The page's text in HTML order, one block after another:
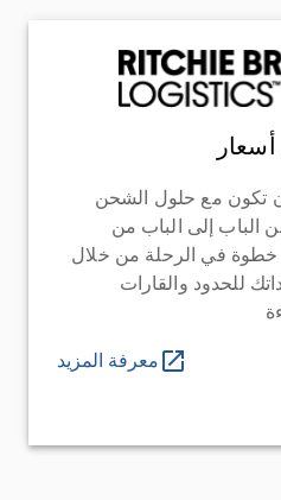
تكون مع حلول الشحن
الباب إلى الباب من
خطوة في الرحلة من خلال
للحدود والقارات
معرفة المزيد